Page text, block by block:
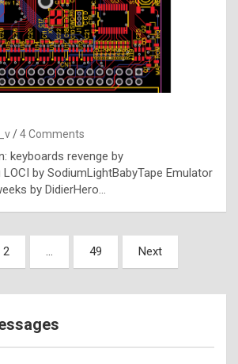
p
h
o
n
y
l
e
x
a
%
4 Comments
keyboards revenge by
by SodiumLightBabyTape Emulator
by DidierHero…
2 … 49 Next